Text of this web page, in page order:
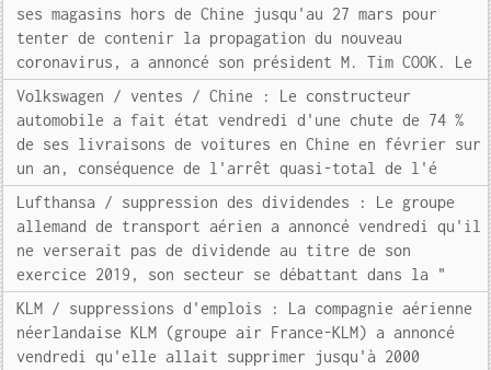
ses magasins hors de Chine jusqu'au 27 mars pour
tenter de contenir la propagation du nouveau
coronavirus, a annoncé son président M. Tim COOK. Le
Volkswagen / ventes / Chine : Le constructeur
automobile a fait état vendredi d'une chute de 74 %
de ses livraisons de voitures en Chine en février sur
un an, conséquence de l'arrêt quasi-total de l'é
Lufthansa / suppression des dividendes : Le groupe
allemand de transport aérien a annoncé vendredi qu'il
ne verserait pas de dividende au titre de son
exercice 2019, son secteur se débattant dans la "
KLM / suppressions d'emplois : La compagnie aérienne
néerlandaise KLM (groupe air France-KLM) a annoncé
vendredi qu'elle allait supprimer jusqu'à 2000